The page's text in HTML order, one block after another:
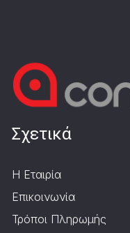
Σχετικά
Η Εταιρία
Επικοινωνία
Τρόποι Πληρωμής